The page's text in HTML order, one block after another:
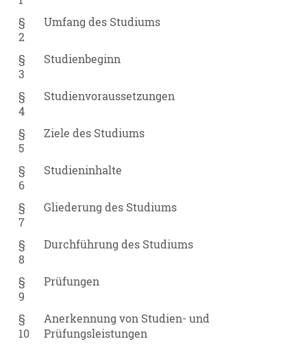
§
2
Umfang des Studiums
§
3
Studienbeginn
§
4
Studienvoraussetzungen
§
5
Ziele des Studiums
§
6
Studieninhalte
§
7
Gliederung des Studiums
§
8
Durchführung des Studiums
§
9
Prüfungen
§
10
Anerkennung von Studien- und
Prüfungsleistungen